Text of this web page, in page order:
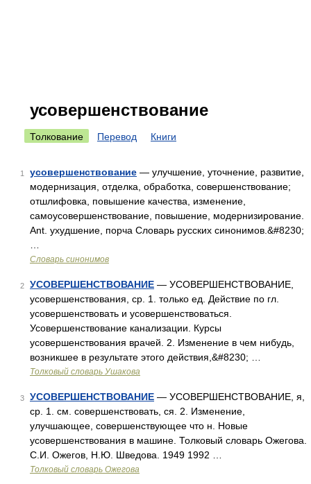
усовершенствование
Толкование Перевод Книги
1 усовершенствование — улучшение, уточнение, развитие,
модернизация, отделка, обработка, совершенствование;
отшлифовка, повышение качества, изменение,
самоусовершенствование, повышение, модернизирование.
Ant. ухудшение, порча Словарь русских синонимов.&#8230;
Словарь синонимов
2 УСОВЕРШЕНСТВОВАНИЕ — УСОВЕРШЕНСТВОВАНИЕ,
усовершенствования, ср. 1. только ед. Действие по гл.
усовершенствовать и усовершенствоваться.
Усовершенствование канализации. Курсы
усовершенствования врачей. 2. Изменение в чем нибудь,
возникшее в результате этого действия,&#8230; …
Толковый словарь Ушакова
3 УСОВЕРШЕНСТВОВАНИЕ — УСОВЕРШЕНСТВОВАНИЕ, я,
ср. 1. см. совершенствовать, ся. 2. Изменение,
улучшающее, совершенствующее что н. Новые
усовершенствования в машине. Толковый словарь Ожегова.
С.И. Ожегов, Н.Ю. Шведова. 1949 1992 …
Толковый словарь Ожегова